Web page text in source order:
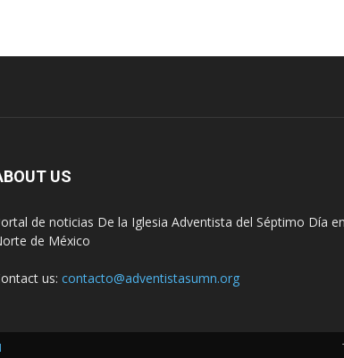
US
de noticias De la Iglesia Adventista del Séptimo Día
de México
us: contacto@adventistasumn.org